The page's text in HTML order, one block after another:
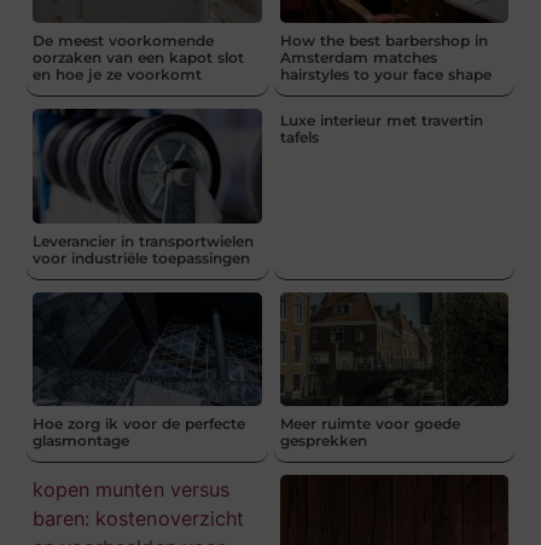
De meest voorkomende
oorzaken van een kapot slot
en hoe je ze voorkomt
How the best barbershop in
Amsterdam matches
hairstyles to your face shape
Leverancier in transportwielen
voor industriële toepassingen
Luxe interieur met travertin
tafels
Hoe zorg ik voor de perfecte
glasmontage
Meer ruimte voor goede
gesprekken